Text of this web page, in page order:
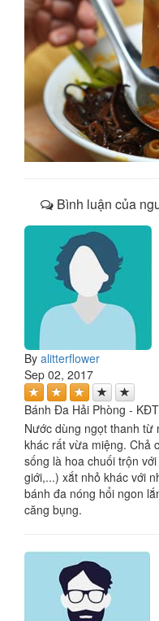
Bình luận của
By alitterflower
Sep 02, 2017
Bánh Đa Hải Phòng -
Nước dùng ngọt thanh từ
khác rất vừa miệng. Chả
sống là hoa chuối trộn
giới,...) xắt nhỏ khác với
bánh đa nóng hổi ngon
căng bụng.